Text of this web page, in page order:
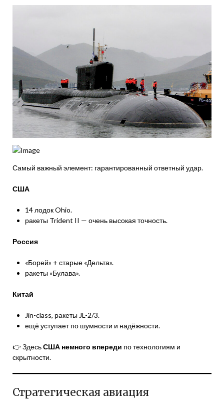
Самый важный элемент: гарантированный ответный удар.
США
14 лодок Ohio.
ракеты Trident II — очень высокая точность.
Россия
«Борей» + старые «Дельта».
ракеты «Булава».
Китай
Jin-class, ракеты JL-2/3.
ещё уступает по шумности и надёжности.
👉 ЗдесьСША немного впереди по технологиям и
скрытности.
Стратегическая авиация